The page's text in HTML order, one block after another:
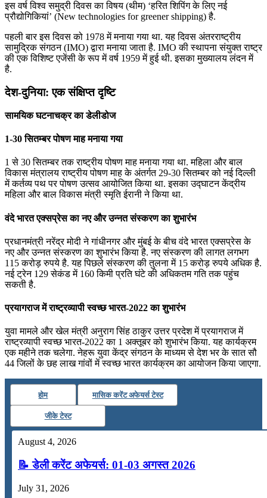
इस वर्ष विश्व समुद्री दिवस का विषय (थीम) ‘हरित शिपिंग के लिए नई
प्रौद्योगिकियां’ (New technologies for greener shipping) है.
पहली बार इस दिवस को 1978 में मनाया गया था. यह दिवस अंतरराष्ट्रीय
सामुद्रिक संगठन (IMO) द्वारा मनाया जाता है. IMO की स्थापना संयुक्त राष्ट्र
की एक विशिष्ट एजेंसी के रूप में वर्ष 1959 में हुई थी. इसका मुख्यालय लंदन में
है.
देश-दुनिया: एक संक्षिप्त दृष्टि
सामयिक घटनाचक्र का डेलीडोज
1-30 सितम्बर पोषण माह मनाया गया
1 से 30 सितम्बर तक राष्ट्रीय पोषण माह मनाया गया था. महिला और बाल
विकास मंत्रालय राष्ट्रीय पोषण माह के अंतर्गत 29-30 सितम्बर को नई दिल्ली
में कर्तव्य पथ पर पोषण उत्सव आयोजित किया था. इसका उद्घाटन केंद्रीय
महिला और बाल विकास मंत्री स्मृति ईरानी ने किया था.
वंदे भारत एक्सप्रेस का नए और उन्नत संस्करण का शुभारंभ
प्रधानमंत्री नरेंद्र मोदी ने गांधीनगर और मुंबई के बीच वंदे भारत एक्सप्रेस के
नए और उन्नत संस्करण का शुभारंभ किया है. नए संस्करण की लागत लगभग
115 करोड़ रुपये है. यह पिछले संस्करण की तुलना में 15 करोड़ रुपये अधिक है.
नई ट्रेन 129 सेकंड में 160 किमी प्रति घंटे की अधिकतम गति तक पहुंच
सकती है.
प्रयागराज में राष्ट्रव्यापी स्वच्छ भारत-2022 का शुभारंभ
युवा मामले और खेल मंत्री अनुराग सिंह ठाकुर उत्तर प्रदेश में प्रयागराज में
राष्ट्रव्यापी स्वच्छ भारत-2022 का 1 अक्तूबर को शुभारंभ किया. यह कार्यक्रम
एक महीने तक चलेगा. नेहरू युवा केंद्र संगठन के माध्यम से देश भर के सात सौ
44 जिलों के छह लाख गांवों में स्वच्छ भारत कार्यक्रम का आयोजन किया जाएगा.
होम मासिक करेंट अफेयर्स टेस्ट
जीके टेस्ट
August 4, 2026
📝 डेली करेंट अफेयर्स: 01-03 अगस्त 2026
July 31, 2026